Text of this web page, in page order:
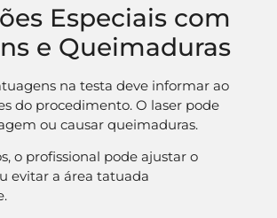
Especiais com
e Queimaduras
na testa deve informar ao
do procedimento. O laser pode
ou causar queimaduras.
o profissional pode ajustar o
evitar a área tatuada